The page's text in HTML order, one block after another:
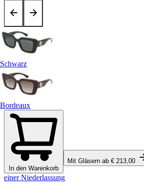
Schwarz
Bordeaux
In den Warenkorb
Mit Gläsern ab € 213,00
einer Niederlassung